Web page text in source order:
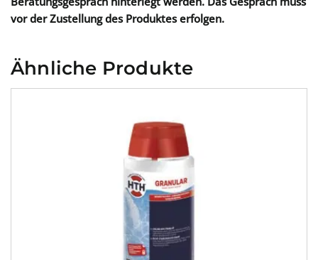
vor der Zustellung des Produktes erfolgen.
Ähnliche Produkte